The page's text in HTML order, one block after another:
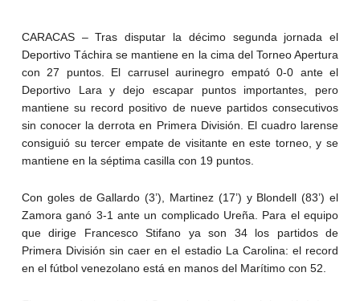
CARACAS – Tras disputar la décimo segunda jornada el
Deportivo Táchira se mantiene en la cima del Torneo Apertura
con 27 puntos. El carrusel aurinegro empató 0-0 ante el
Deportivo Lara y dejo escapar puntos importantes, pero
mantiene su record positivo de nueve partidos consecutivos
sin conocer la derrota en Primera División. El cuadro larense
consiguió su tercer empate de visitante en este torneo, y se
mantiene en la séptima casilla con 19 puntos.
Con goles de Gallardo (3’), Martinez (17’) y Blondell (83’) el
Zamora ganó 3-1 ante un complicado Ureña. Para el equipo
que dirige Francesco Stifano ya son 34 los partidos de
Primera División sin caer en el estadio La Carolina: el record
en el fútbol venezolano está en manos del Marítimo con 52.